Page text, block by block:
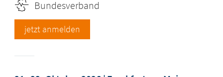
Bundesverband
jetzt anmelden